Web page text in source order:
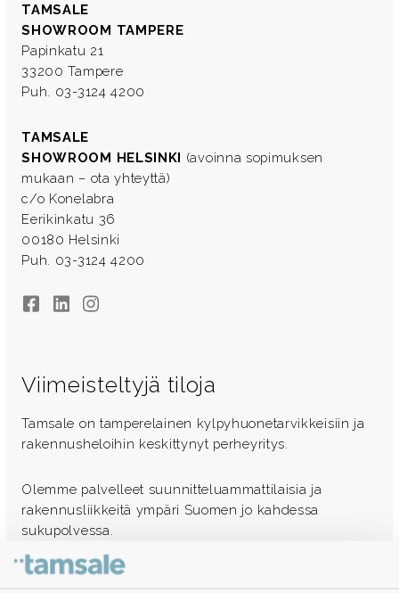
TAMSALE
SHOWROOM TAMPERE
Papinkatu 21
33200 Tampere
Puh. 03-3124 4200
TAMSALE
SHOWROOM HELSINKI (avoinna sopimuksen
mukaan – ota yhteyttä)
c/o Konelabra
Eerikinkatu 36
00180 Helsinki
Puh. 03-3124 4200
FacebookLinkedInInstagram
Viimeisteltyjä tiloja
Tamsale on tamperelainen kylpyhuonetarvikkeisiin ja
rakennusheloihin keskittynyt perheyritys.
Olemme palvelleet suunnitteluammattilaisia ja
rakennusliikkeitä ympäri Suomen jo kahdessa
sukupolvessa.
Ota yhteyttä - autamme mielellämme